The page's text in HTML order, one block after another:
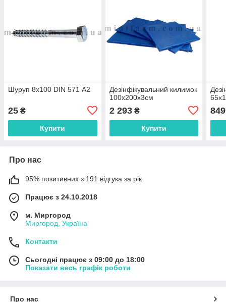
Шуруп 8х100 DIN 571 А2
25 ₴
Купити
Дезінфікувальний килимок
100х200х3см
2 293₴
Купити
849
Про нас
95% позитивних з 191 відгука за рік
Працює з 24.10.2018
м. Миргород
Миргород, Україна
Контакти
Сьогодні працює з 09:00 до 18:00
Показати весь графік роботи
Про нас